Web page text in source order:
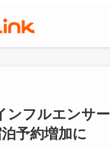
フルエンサ
予約増加に